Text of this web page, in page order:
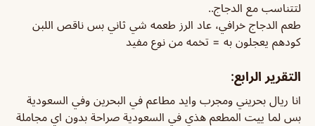
لتتناسب مع الدجاج..
طعم الدجاج خرافي، عاد الرز طعمه شي ثاني بس ناقص اللبن
كودهم يعجلون به = تخمه من نوع مفيد
التقرير الرابع:
انا ريال بحريني ومجرب وايد مطاعم في البحرين وفي السعودية
بس لما ييت المطعم هذي في السعودية صراحة بدون اي مجاملة